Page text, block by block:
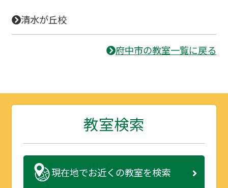
清水が丘校
府中市の教室一覧に戻る
教室検索
現在地でお近くの教室を検索